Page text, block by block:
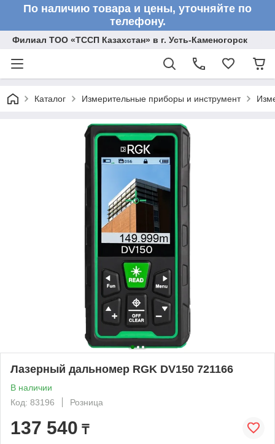
По наличию товара и цены, уточняйте по
телефону.
Филиал ТОО «ТССП Казахстан» в г. Усть-Каменогорск
Каталог Измерительные приборы и инструмент
Лазерный дальномер RGK DV150 721166
В наличии
Код: 83196
Розница
137 540 ₸